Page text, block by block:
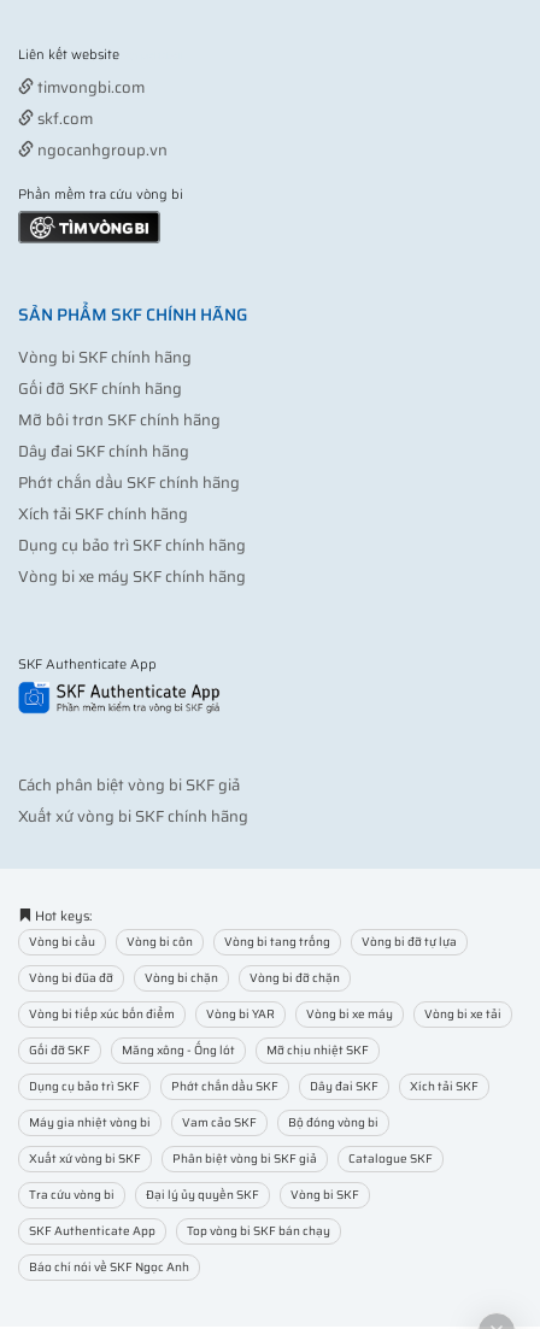
Liên kết website
timvongbi.com
skf.com
ngocanhgroup.vn
Phần mềm tra cứu vòng bi
SẢN PHẨM SKF CHÍNH HÃNG
Vòng bi SKF chính hãng
Gối đỡ SKF chính hãng
Mỡ bôi trơn SKF chính hãng
Dây đai SKF chính hãng
Phớt chắn dầu SKF chính hãng
Xích tải SKF chính hãng
Dụng cụ bảo trì SKF chính hãng
Vòng bi xe máy SKF chính hãng
SKF Authenticate App
Cách phân biệt vòng bi SKF giả
Xuất xứ vòng bi SKF chính hãng
Hot keys:
Vòng bi cầu Vòng bi côn Vòng bi tang trống
Vòng bi đỡ tự lựa
Vòng bi đũa đỡ
Vòng bi chặn
Vòng bi đỡ chặn
Vòng bi tiếp xúc bốn điểm
Vòng bi YAR Vòng bi xe máy
Vòng bi xe tải
Gối đỡ SKF
Măng xông - Ống lót
Mỡ chịu nhiệt SKF
Dụng cụ bảo trì SKF
Phớt chắn dầu SKF Dây đai SKF
Xích tải SKF
Máy gia nhiệt vòng bi
Vam cảo SKF
Bộ đóng vòng bi
Xuất xứ vòng bi SKF
Phân biệt vòng bi SKF giả
Catalogue SKF
Tra cứu vòng bi
Đại lý ủy quyền SKF
Vòng bi SKF
SKF Authenticate App
Top vòng bi SKF bán chạy
Báo chí nói về SKF Ngọc Anh